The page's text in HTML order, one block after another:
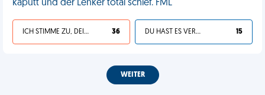
kaputt und der Lenker total schief. FML
ICH STIMME ZU, DEIN LEBEN IST SCHEISSE 36 DU HAST ES VERDIENT 15
WEITER